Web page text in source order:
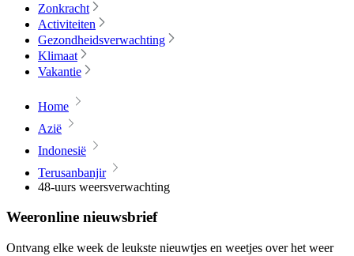
Zonkracht
Activiteiten
Gezondheidsverwachting
Klimaat
Vakantie
Home
Azië
Indonesië
Terusanbanjir
48-uurs weersverwachting
Weeronline nieuwsbrief
Ontvang elke week de leukste nieuwtjes en weetjes over het weer